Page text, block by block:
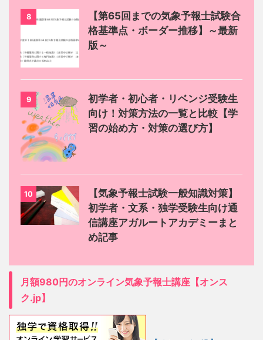
8
【第65回までの気象予報士試験合
格基準点・ボーダー推移】～最新
版～
9
初学者・初心者・リベンジ受験生
向け！対策方法の一覧と比較【学
習の始め方・対策の選び方】
10
【気象予報士試験一般知識対策】
初学者・文系・独学受験生向け通
信講座アガルートアカデミーまと
め記事
月額980円のオンライン気象予報士講座【オンス
ク.jp】